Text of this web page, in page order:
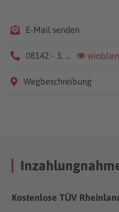
E-Mail senden
08142 - 3. ...
Wegbeschreibung
Kostenlose TÜV